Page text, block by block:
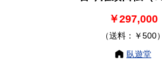
￥297,000
（送料：￥500）
臥遊堂